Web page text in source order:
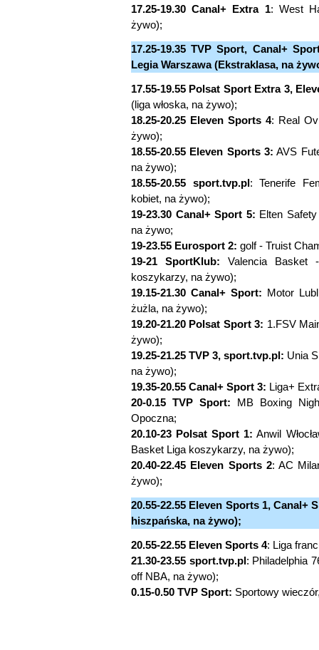
17.25-19.30 Canal+ Extra 1: West
żywo);
17.25-19.35 TVP Sport, Canal+
Legia Warszawa (Ekstraklasa, na
17.55-19.55 Polsat Sport Extra 3,
(liga włoska, na żywo);
18.25-20.25 Eleven Sports 4: Real
żywo);
18.55-20.55 Eleven Sports 3: AVS
na żywo);
18.55-20.55 sport.tvp.pl: Tenerife
kobiet, na żywo);
19-23.30 Canal+ Sport 5: Elten
na żywo;
19-23.55 Eurosport 2: golf - Truist
19-21 SportKlub: Valencia Basket
koszykarzy, na żywo);
19.15-21.30 Canal+ Sport: Motor
żużla, na żywo);
19.20-21.20 Polsat Sport 3: 1.FSV
żywo);
19.25-21.25 TVP 3, sport.tvp.pl: Unia
na żywo);
19.35-20.55 Canal+ Sport 3: Liga+
20-0.15 TVP Sport: MB Boxing
Opoczna;
20.10-23 Polsat Sport 1: Anwil
Basket Liga koszykarzy, na żywo);
20.40-22.45 Eleven Sports 2: AC
żywo);
20.55-22.55 Eleven Sports 1, Canal+
hiszpańska, na żywo);
20.55-22.55 Eleven Sports 4: Liga
21.30-23.55 sport.tvp.pl: Philadelphia
off NBA, na żywo);
0.15-0.50 TVP Sport: Sportowy